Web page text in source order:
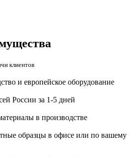
клиентов
и европейское оборудование
России за 1-5 дней
в производстве
образцы в офисе или по вашему